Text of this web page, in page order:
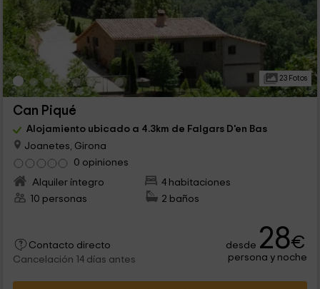
23 Fotos
Can Piqué
Alojamiento ubicado a 4.3km de Falgars D'en Bas
Joanetes, Girona
0 opiniones
Alquiler íntegro
4 habitaciones
10 personas
2 baños
Contacto directo
Cancelación 14 días antes
desde 28€
persona y noche